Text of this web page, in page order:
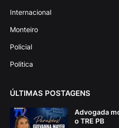
Internacional
Monteiro
Policial
Politica
ÚLTIMAS POSTAGENS
Advogada
o TRE PB